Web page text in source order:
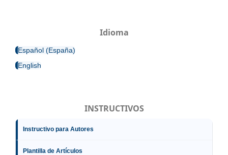
Idioma
Español (España)
English
INSTRUCTIVOS
Instructivo para Autores
Plantilla de Artículos